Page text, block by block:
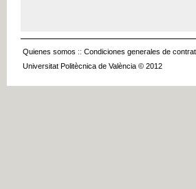
Quienes somos :: Condiciones generales de
Universitat Politècnica de València © 2012